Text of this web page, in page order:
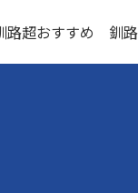
路超おすすめ 釧